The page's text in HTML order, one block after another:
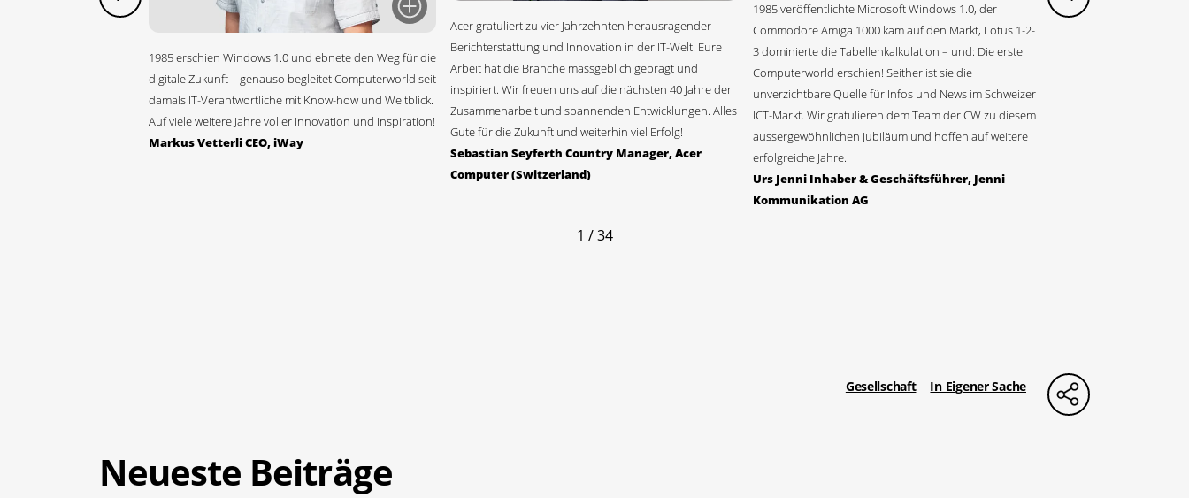
1985 erschien Windows 1.0 und ebnete den Weg für die
digitale Zukunft – genauso begleitet Computerworld seit
damals IT-Verantwortliche mit Know-how und Weitblick.
Auf viele weitere Jahre voller Innovation und Inspiration!
Markus Vetterli CEO, iWay
Acer gratuliert zu vier Jahrzehnten herausragender
Berichterstattung und Innovation in der IT-Welt. Eure
Arbeit hat die Branche massgeblich geprägt und
inspiriert. Wir freuen uns auf die nächsten 40 Jahre der
Zusammenarbeit und spannenden Entwicklungen. Alles
Gute für die Zukunft und weiterhin viel Erfolg!
Sebastian Seyferth Country Manager, Acer
Computer (Switzerland)
1985 veröffentlichte Microsoft Windows 1.0, der
Commodore Amiga 1000 kam auf den Markt, Lotus 1-2-
3 dominierte die Tabellenkalkulation – und: Die erste
Computerworld erschien! Seither ist sie die
unverzichtbare Quelle für Infos und News im Schweizer
ICT-Markt. Wir gratulieren dem Team der CW zu diesem
aussergewöhnlichen Jubiläum und hoffen auf weitere
erfolgreiche Jahre.
Urs Jenni Inhaber & Geschäftsführer, Jenni
Kommunikation AG
1 / 34
Gesellschaft In Eigener Sache
Neueste Beiträge